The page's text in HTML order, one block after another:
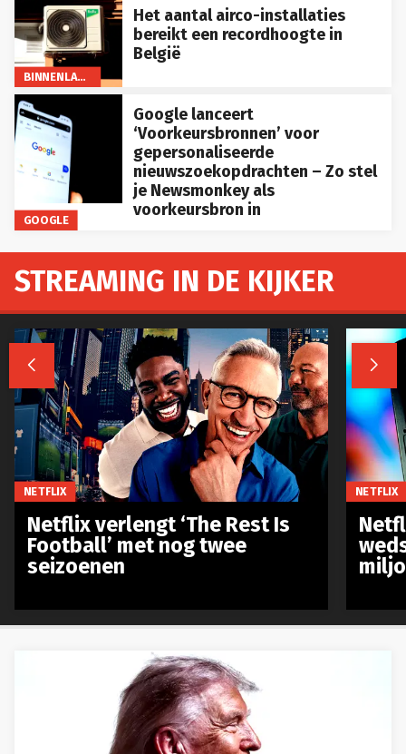
BINNENLAND
Het aantal airco-installaties
bereikt een recordhoogte in
België
GOOGLE
Google lanceert
‘Voorkeursbronnen’ voor
gepersonaliseerde
nieuwszoekopdrachten – Zo stel
je Newsmonkey als
voorkeursbron in
STREAMING IN DE KIJKER
 
NETFLIX
Netflix verlengt ‘The Rest Is
Football’ met nog twee
seizoenen
NETFLIX